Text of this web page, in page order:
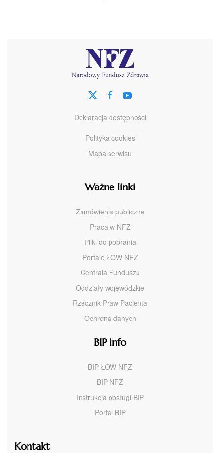
Deklaracja dostępności
Polityka cookies
Mapa serwisu
Ważne linki
Zamówienia publiczne
Praca w NFZ
Pliki do pobrania
Portale ŁOW NFZ
Centrala Funduszu
Oddziały wojewódzkie
Rzecznik Praw Pacjenta
Ochrona danych
BIP info
BIP ŁOW NFZ
BIP NFZ
Instrukcja obsługi BIP
Portal BIP
Kontakt